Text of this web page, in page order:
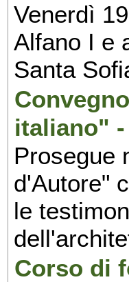
Venerdì
Alfano I e
Santa
italiano"
Prosegue
d'Autore"
le
Corso di